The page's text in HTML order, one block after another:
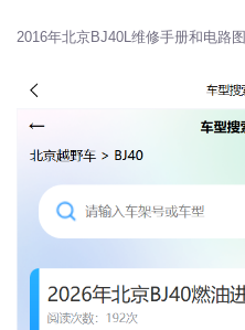
2016年北京BJ40L维修手册和电路图